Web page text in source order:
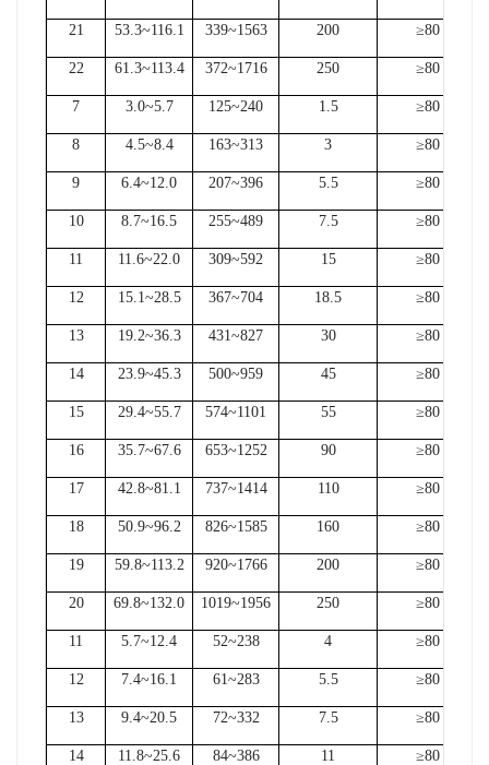
21 53.3~116.1 339~1563 200 ≥80
22 61.3~113.4 372~1716 250 ≥80
7 3.0~5.7 125~240 1.5 ≥80
8 4.5~8.4 163~313 3 ≥80
9 6.4~12.0 207~396 5.5 ≥80
10 8.7~16.5 255~489 7.5 ≥80
11 11.6~22.0 309~592 15 ≥80
12 15.1~28.5 367~704 18.5 ≥80
13 19.2~36.3 431~827 30 ≥80
14 23.9~45.3 500~959 45 ≥80
15 29.4~55.7 574~1101 55 ≥80
16 35.7~67.6 653~1252 90 ≥80
17 42.8~81.1 737~1414 110 ≥80
18 50.9~96.2 826~1585 160 ≥80
19 59.8~113.2 920~1766 200 ≥80
20 69.8~132.0 1019~1956 250 ≥80
11 5.7~12.4 52~238 4 ≥80
12 7.4~16.1 61~283 5.5 ≥80
13 9.4~20.5 72~332 7.5 ≥80
14 11.8~25.6 84~386 11 ≥80